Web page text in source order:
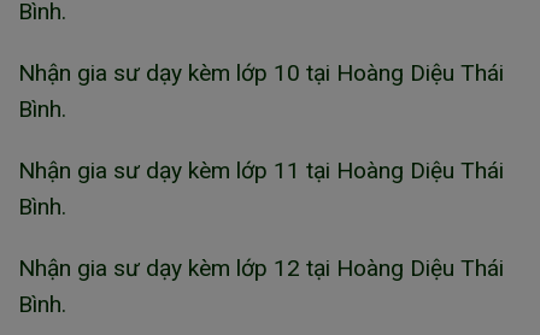
Bình.
Nhận gia sư dạy kèm lớp 10 tại Hoàng Diệu Thái
Bình.
Nhận gia sư dạy kèm lớp 11 tại Hoàng Diệu Thái
Bình.
Nhận gia sư dạy kèm lớp 12 tại Hoàng Diệu Thái
Bình.